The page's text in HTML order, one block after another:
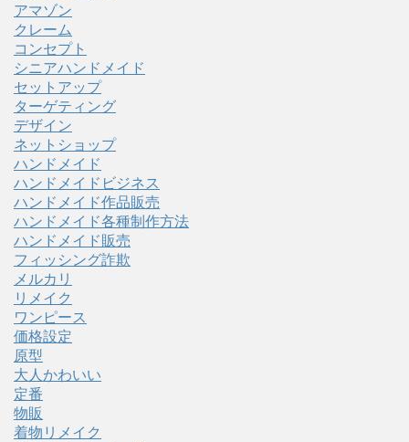
アマゾン
クレーム
コンセプト
シニアハンドメイド
セットアップ
ターゲティング
デザイン
ネットショップ
ハンドメイド
ハンドメイドビジネス
ハンドメイド作品販売
ハンドメイド各種制作方法
ハンドメイド販売
フィッシング詐欺
メルカリ
リメイク
ワンピース
価格設定
原型
大人かわいい
定番
物販
着物リメイク